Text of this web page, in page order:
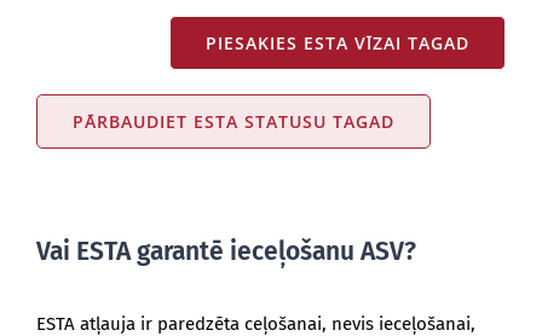
PIESAKIES ESTA VĪZAI TAGAD
PĀRBAUDIET ESTA STATUSU TAGAD
Vai ESTA garantē ieceļošanu ASV?
ESTA atļauja ir paredzēta ceļošanai, nevis ieceļošanai,